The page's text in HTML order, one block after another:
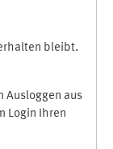
bleibt.
Ausloggen aus
Login Ihren